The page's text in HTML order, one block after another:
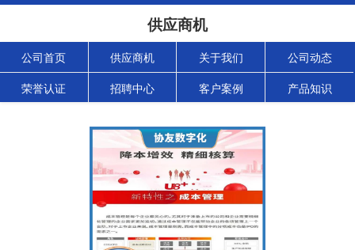
供应商机
公司首页 供应商机 关于我们 公司动态
荣誉认证 招聘中心 客户案例 产品知识